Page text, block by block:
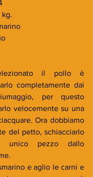
kg.
il pollo è
completamente dai
per questo
velocemente su una
Ora dobbiamo
del petto, schiacciarlo
unico pezzo dallo
e aglio le carni e